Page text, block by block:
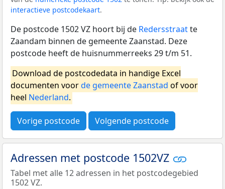
interactieve postcodekaart.
De postcode 1502 VZ hoort bij de Redersstraatte
Zaandam binnen de gemeente Zaanstad. Deze
postcode heeft de huisnummerreeks 29 t/m 51.
Download de postcodedata in handige Excel
documenten voorde gemeente Zaanstad of voor
heel Nederland.
Vorige postcode Volgende postcode
Adressen met postcode 1502VZ
Tabel met alle 12 adressen in het postcodegebied
1502 VZ.